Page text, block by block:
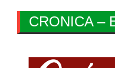
CRONICA –